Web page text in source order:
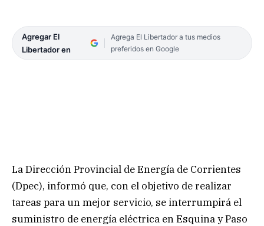
Agregar El
Libertador en
Agrega El Libertador a tus medios
preferidos en Google
La Dirección Provincial de Energía de Corrientes
(Dpec), informó que, con el objetivo de realizar
tareas para un mejor servicio, se interrumpirá el
suministro de energía eléctrica en Esquina y Paso